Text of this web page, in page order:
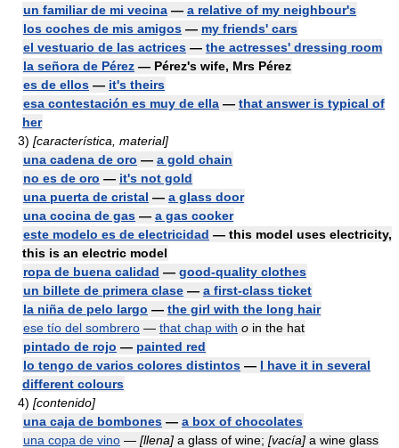
un familiar de mi vecina — a relative of my neighbour's
los coches de mis amigos — my friends' cars
el vestuario de las actrices — the actresses' dressing room
la señora de Pérez — Pérez's wife, Mrs Pérez
es de ellos — it's theirs
esa contestación es muy de ella — that answer is typical of
her
3) [característica, material]
una cadena de oro — a gold chain
no es de oro — it's not gold
una puerta de cristal — a glass door
una cocina de gas — a gas cooker
este modelo es de electricidad — this model uses electricity,
this is an electric model
ropa de buena calidad — good-quality clothes
un billete de primera clase — a first-class ticket
la niña de pelo largo — the girl with the long hair
ese tío del sombrero — that chap with o in the hat
pintado de rojo — painted red
lo tengo de varios colores distintos — I have it in several
different colours
4) [contenido]
una caja de bombones — a box of chocolates
una copa de vino — [llena] a glass of wine; [vacía] a wine glass